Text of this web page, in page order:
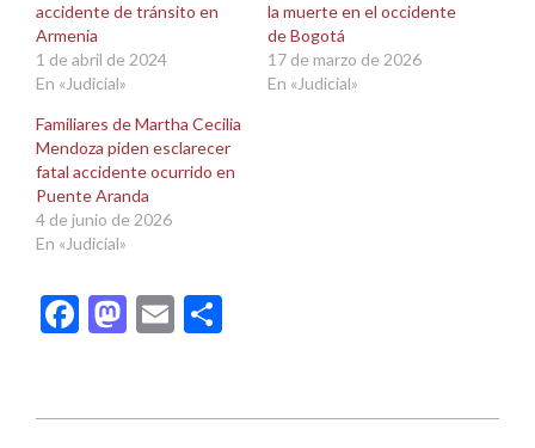
accidente de tránsito en
Armenia
1 de abril de 2024
En «Judicial»
la muerte en el occidente
de Bogotá
17 de marzo de 2026
En «Judicial»
Familiares de Martha Cecilia
Mendoza piden esclarecer
fatal accidente ocurrido en
Puente Aranda
4 de junio de 2026
En «Judicial»
Facebook
Mastodon
Email